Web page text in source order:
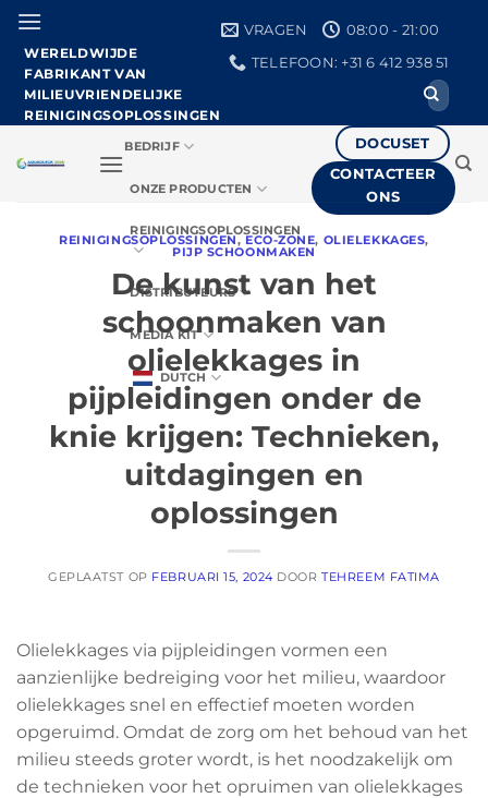
Ga
inhoud
WERELDWIJDE
FABRIKANT VAN
MILIEUVRIENDELIJKE
REINIGINGSOPLOSSINGEN
VRAGEN
08:00 - 21:00
TELEFOON: +31 6 412 938 51
Zoeken
naar:
BEDRIJF
ONZE PRODUCTEN
REINIGINGSOPLOSSINGEN
DISTRIBUTEURS
MEDIA KIT
DUTCH
DOCUSET
CONTACTEER
ONS
REINIGINGSOPLOSSINGEN, ECO-ZONE, OLIELEKKAGES,
PIJP SCHOONMAKEN
De kunst van het
schoonmaken van
olielekkages in
pijpleidingen onder de
knie krijgen: Technieken,
uitdagingen en
oplossingen
GEPLAATST OP FEBRUARI 15, 2024 DOORTEHREEM FATIMA
Olielekkages via pijpleidingen vormen een
aanzienlijke bedreiging voor het milieu, waardoor
olielekkages snel en effectief moeten worden
opgeruimd. Omdat de zorg om het behoud van het
milieu steeds groter wordt, is het noodzakelijk om
de technieken voor het opruimen van olielekkages